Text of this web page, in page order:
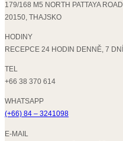
179/168 M5 NORTH PATTAYA
20150, THAJSKO
HODINY
RECEPCE 24 HODIN DENNĚ, 7
TEL
+66 38 370 614
WHATSAPP
(+66) 84 – 3241098
E-MAIL